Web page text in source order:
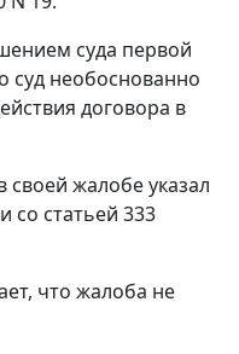
суда первой
суд необоснованно
договора в
своей жалобе указал
со статьей 333
что жалоба не